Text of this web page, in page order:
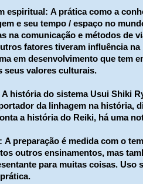
espiritual: A prática como a
e seu tempo / espaço no
na comunicação e métodos de
fatores tiveram influência
em desenvolvimento que tem
seus valores culturais.
A história do sistema Usui Shiki
da linhagem na história,
a história do Reiki, há uma
A preparação é medida com o
outros ensinamentos, mas
para muitas coisas. Uso